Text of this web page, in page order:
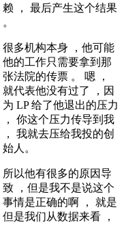
赖 ， 最后产生这个结果
。
很多机构本身 ，他可能
他的工作只需要拿到那
张法院的传票 。 嗯 ，
就代表他没有过了 ，因
为 LP 给了他退出的压力
， 你这个压力传导到我
， 我就去压给我投的创
始人。
所以他有很多的原因导
致 ，但是我不是说这个
事情是正确的啊 ， 就是
但是我们从数据来看 ，